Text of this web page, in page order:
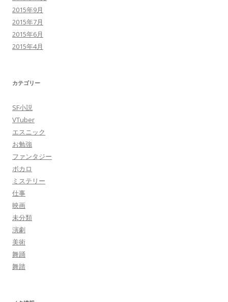
2015年9月
2015年7月
2015年6月
2015年4月
カテゴリー
SF小説
VTuber
エスニック
お勉強
ファンタジー
ボカロ
ミステリー
仕事
映画
未分類
演劇
美術
舞踊
舞踏